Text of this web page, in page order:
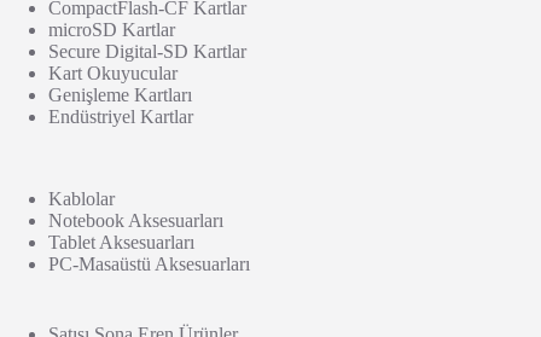
CompactFlash-CF Kartlar
microSD Kartlar
Secure Digital-SD Kartlar
Kart Okuyucular
Genişleme Kartları
Endüstriyel Kartlar
Kablolar
Notebook Aksesuarları
Tablet Aksesuarları
PC-Masaüstü Aksesuarları